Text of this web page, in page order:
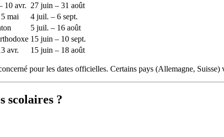
10 avr. 27 juin – 31 août
mai
4 juil. – 6 sept.
5 juil. – 16 août
15 juin – 10 sept.
avr. 15 juin – 18 août
pour les dates officielles. Certains pays (Allemagne,
scolaires ?